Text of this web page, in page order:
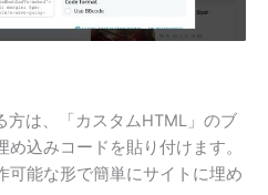
方は、「カスタムHTML」のブ
込みコードを貼り付けます。
可能な形で簡単にサイトに埋め